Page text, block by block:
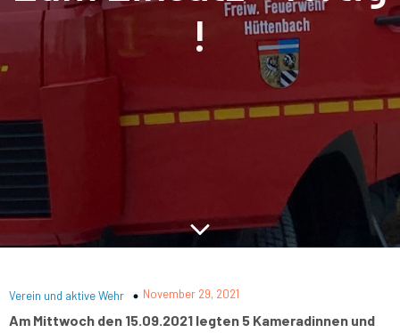
!
Verein und aktive Wehr November 29, 2021
Am Mittwoch den 15.09.2021 legten 5 Kameradinnen und